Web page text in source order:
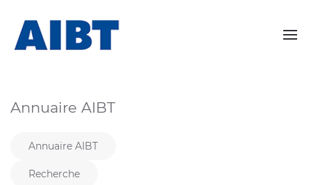
Annuaire AIBT
Annuaire AIBT
Recherche